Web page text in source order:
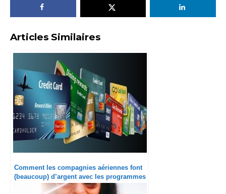
Articles Similaires
Comment les compagnies aériennes font
(beaucoup) d’argent avec les programmes
de fidélité ?